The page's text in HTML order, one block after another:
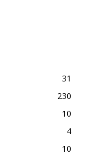
31
230
10
4
10